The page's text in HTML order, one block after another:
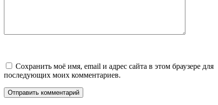
Сохранить моё имя, email и адрес сайта в этом браузере для
последующих моих комментариев.